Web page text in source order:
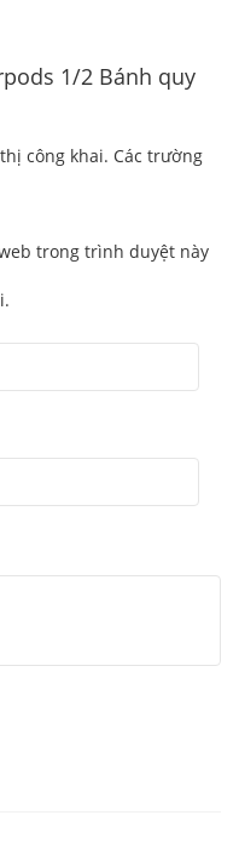
1/2 Bánh quy
công khai. Các trường
trong trình duyệt này